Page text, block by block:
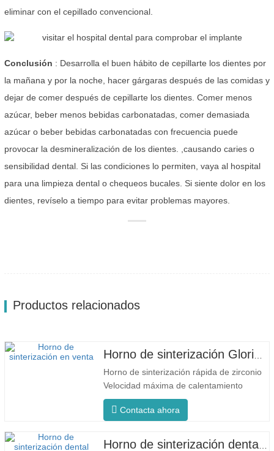
eliminar con el cepillado convencional.
Conclusión : Desarrolla el buen hábito de cepillarte los dientes por
la mañana y por la noche, hacer gárgaras después de las comidas y
dejar de comer después de cepillarte los dientes. Comer menos
azúcar, beber menos bebidas carbonatadas, comer demasiada
azúcar o beber bebidas carbonatadas con frecuencia puede
provocar la desmineralización de los dientes. ,causando caries o
sensibilidad dental. Si las condiciones lo permiten, vaya al hospital
para una limpieza dental o chequeos bucales. Si siente dolor en los
dientes, revíselo a tiempo para evitar problemas mayores.
Productos relacionados
Horno de sinterización rápida de zirconio
Velocidad máxima de calentamiento
80'C/min F5 máx. Proceso innovador
Temperatura uniforme del horno El F5
calentamiento de 80 °C/minuto. El
Contacta ahora